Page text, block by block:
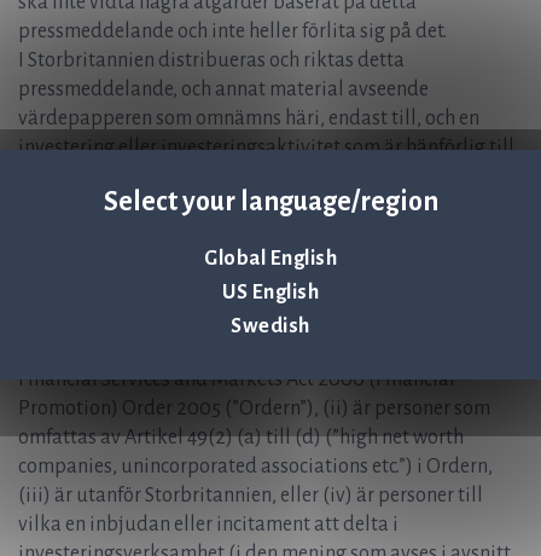
Select your language/region
Global English
US English
Swedish
pressmeddelande och inte heller förlita sig på det.
I Storbritannien distribueras och riktas detta
pressmeddelande, och annat material avseende
värdepapperen som omnämns häri, endast till, och en
investering eller investeringsaktivitet som är hänförlig till
endast att kunna utnyttjas av, ”qualified investors” (i
2017/1129 som är en del av brittisk lagstiftning genom
European Union (Withdrawal) Act 2018) som (i) har
professionell erfarenhet i frågor som rör investeringar som
Financial Services and Markets Act 2000 (Financial
Promotion) Order 2005 (”Ordern”), (ii) är personer som
omfattas av Artikel 49(2) (a) till (d) (”high net worth
companies, unincorporated associations etc.”) i Ordern,
(iii) är utanför Storbritannien, eller (iv) är personer till
vilka en inbjudan eller incitament att delta i